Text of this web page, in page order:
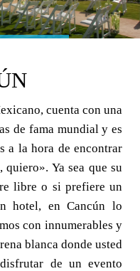
cuenta con una
de fama mundial y es
a la hora de encontrar
Ya sea que su
libre o si prefiere un
hotel, en Cancún lo
con innumerables y
blanca donde usted
de un evento